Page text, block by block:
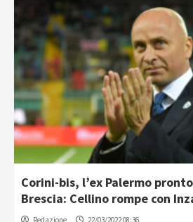
Corini-bis, l’ex Palermo
Brescia: Cellino rompe con
Redazione 22/03/2022 08:36